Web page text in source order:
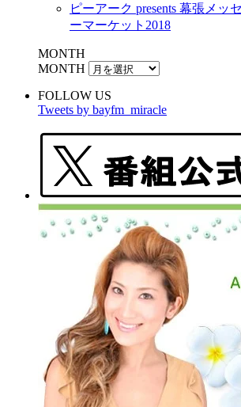
ピーアーク presents 幕張メッ
ーマーケット2018
MONTH
MONTH
FOLLOW US
Tweets by bayfm_miracle